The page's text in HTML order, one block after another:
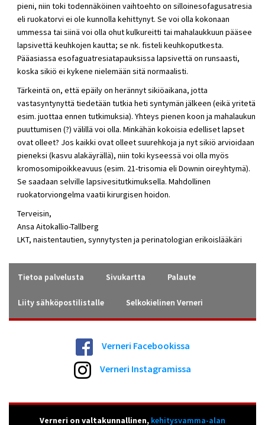
pieni, niin toki todennäköinen vaihtoehto on silloinesofagusatresia
eli ruokatorvi ei ole kunnolla kehittynyt. Se voi olla kokonaan
ummessa tai siinä voi olla ohut kulkureitti tai mahalaukkuun pääsee
lapsivettä keuhkojen kautta; se nk. fisteli keuhkoputkesta.
Pääasiassa esofaguatresiatapauksissa lapsivettä on runsaasti,
koska sikiö ei kykene nielemään sitä normaalisti.
Tärkeintä on, että epäily on herännyt sikiöaikana, jotta
vastasyntynyttä tiedetään tutkia heti syntymän jälkeen (eikä yritetä
esim. juottaa ennen tutkimuksia). Yhteys pienen koon ja mahalaukun
puuttumisen (?) välillä voi olla. Minkähän kokoisia edelliset lapset
ovat olleet? Jos kaikki ovat olleet suurehkoja ja nyt sikiö arvioidaan
pieneksi (kasvu alakäyrällä), niin toki kyseessä voi olla myös
kromosomipoikkeavuus (esim. 21-trisomia eli Downin oireyhtymä).
Se saadaan selville lapsivesitutkimuksella. Mahdollinen
ruokatorviongelma vaatii kirurgisen hoidon.
Terveisin,
Ansa Aitokallio-Tallberg
LKT, naistentautien, synnytysten ja perinatologian erikoislääkäri
Tietoa palvelusta Sivukartta Palaute
Liity sähköpostilistalle Selkokielinen Verneri
Verneri Facebookissa
Verneri Instagramissa
Verneri on valtakunnallinen, kehitysvamma-alan